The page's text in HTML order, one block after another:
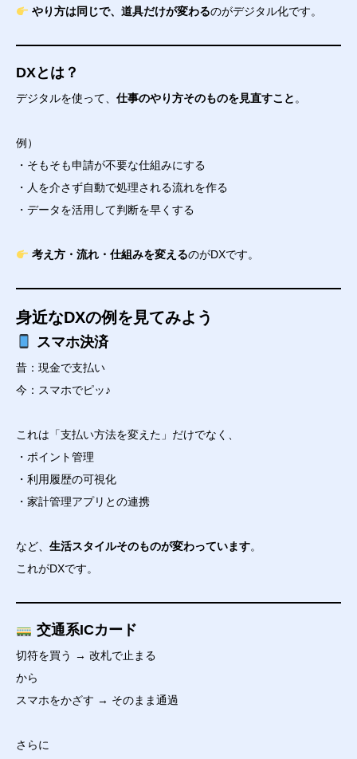
やり方は同じで、道具だけが変わるのがデジタル化です。
DXとは？
デジタルを使って、 仕事のやり方そのものを見直すこと。
例）
・そもそも申請が不要な仕組みにする
・人を介さず自動で処理される流れを作る
・データを活用して判断を早くする
考え方・流れ・仕組みを変えるのがDXです。
身近なDXの例を見てみよう
スマホ決済
昔：現金で支払い
今：スマホでピッ♪
これは「支払い方法を変えた」だけでなく、
・ポイント管理
・利用履歴の可視化
・家計管理アプリとの連携
など、 生活スタイルそのものが変わっています。
これがDXです。
交通系ICカード
切符を買う → 改札で止まる
から
スマホをかざす → そのまま通過
さらに